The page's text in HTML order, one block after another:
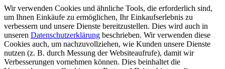
Wir verwenden Cookies und ähnliche Tools, die erforderlich sind,
um Ihnen Einkäufe zu ermöglichen, Ihr Einkaufserlebnis zu
verbessern und unsere Dienste bereitzustellen. Dies wird auch in
unseren Datenschutzerklärung beschrieben. Wir verwenden diese
Cookies auch, um nachzuvollziehen, wie Kunden unsere Dienste
nutzen (z. B. durch Messung der Websiteaufrufe), damit wir
Verbesserungen vornehmen können. Dies beinhaltet die